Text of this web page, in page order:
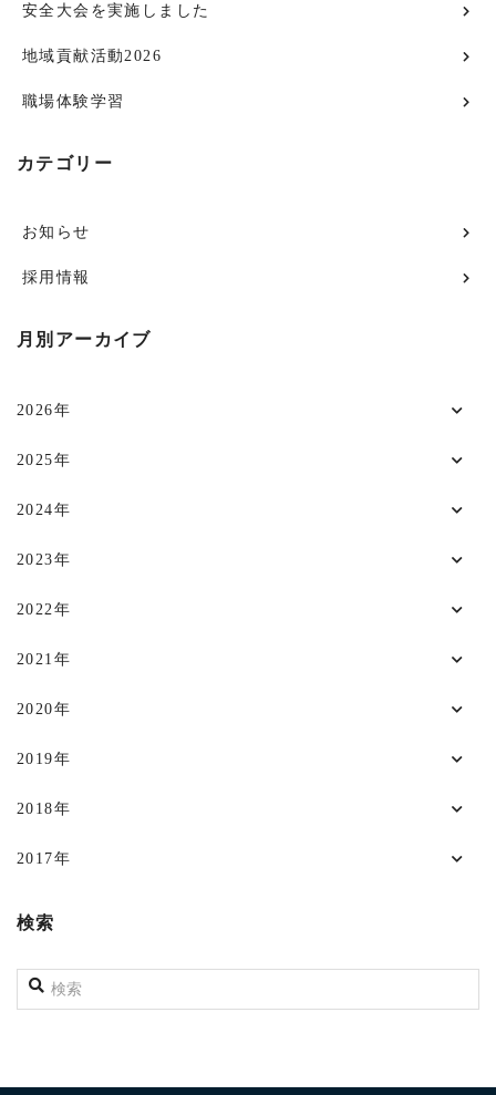
安全大会を実施しました
地域貢献活動2026
職場体験学習
カテゴリー
お知らせ
採用情報
月別アーカイブ
2026年
2025年
2024年
2023年
2022年
2021年
2020年
2019年
2018年
2017年
検索